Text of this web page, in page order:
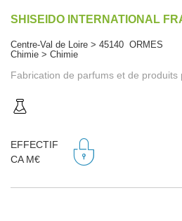
SHISEIDO INTERNATIONAL
Centre-Val de Loire > 45140 ORMES
Chimie > Chimie
Fabrication de parfums et de produits
EFFECTIF
CA M€